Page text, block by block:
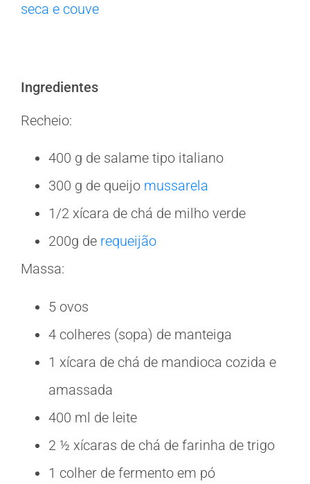
seca e couve
Ingredientes
Recheio:
400 g de salame tipo italiano
300 g de queijo mussarela
1/2 xícara de chá de milho verde
200g de requeijão
Massa:
5 ovos
4 colheres (sopa) de manteiga
1 xícara de chá de mandioca cozida e
amassada
400 ml de leite
2 ½ xícaras de chá de farinha de trigo
1 colher de fermento em pó